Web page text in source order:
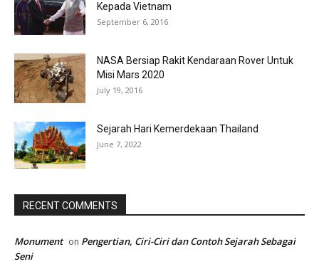
Kepada Vietnam
September 6, 2016
NASA Bersiap Rakit Kendaraan Rover Untuk
Misi Mars 2020
July 19, 2016
Sejarah Hari Kemerdekaan Thailand
June 7, 2022
RECENT COMMENTS
Monument on Pengertian, Ciri-Ciri dan Contoh Sejarah Sebagai
Seni